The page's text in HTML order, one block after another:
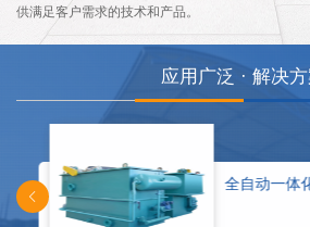
供满足客户需求的技术和产品。
应用广泛 · 解决
全自动一体